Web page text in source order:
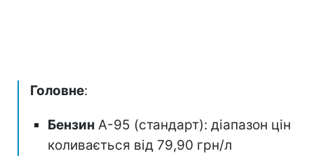
Головне:
Бензин А-95 (стандарт): діапазон цін
коливається від 79,90 грн/л